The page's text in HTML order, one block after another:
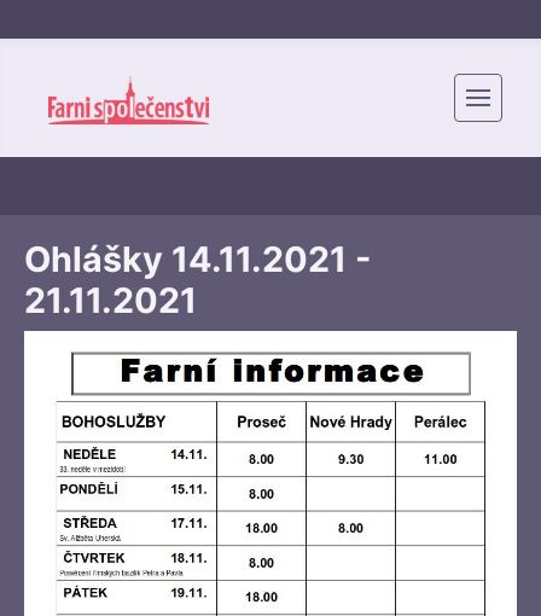
Ohlášky 14.11.2021 -
21.11.2021